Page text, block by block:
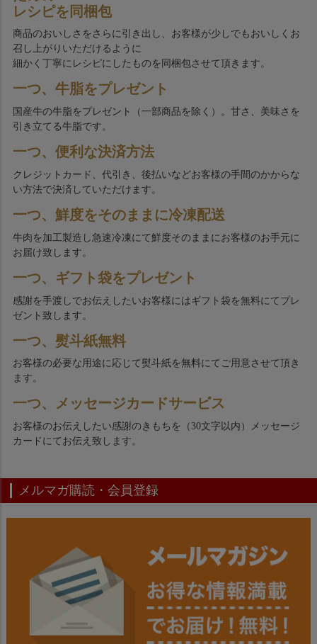
レシピを同梱包
商品のおいしさをさらに引き出し、お客様が少しでもおいしくお
召し上がりいただけるように
細かく丁寧にレシピにしたものを同梱包させて頂きます。
一つ、牛脂をプレゼント
国産牛の牛脂をプレゼント（一部商品を除く）。甘さ、美味さを
引き立てる牛脂です。
一つ、便利な決済方法
クレジットカード、代引き、後払いなどお客様の手間のかからな
い方法で決済していただけます。
一つ、鮮度をそのままに冷凍配送
牛肉を加工製造し急速冷凍にて鮮度そのままにお客様のお手元に
お届け致します。
一つ、ギフト袋をプレゼント
感謝を手渡しでお伝えしたいお客様にはギフト袋を無料にてプレ
ゼント致します。
一つ、熨斗紙無料
お客様の必要な用途に応じて熨斗紙を無料にてご用意させて頂き
ます。
一つ、メッセージカードサービス
お客様のお伝えしたい感謝のきもちを（30文字以内）メッセージ
カードにてお伝え致します。
メルマガ購読・会員登録